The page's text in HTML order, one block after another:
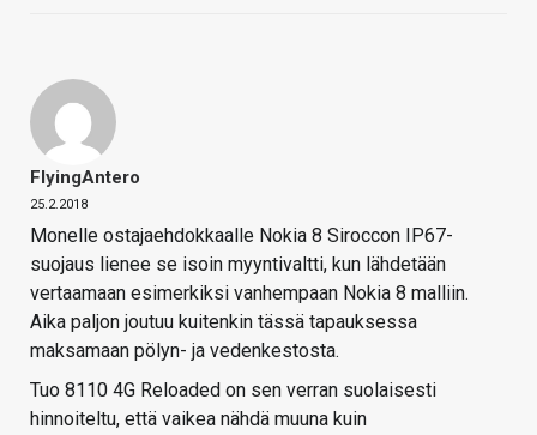
FlyingAntero
25.2.2018
Monelle ostajaehdokkaalle Nokia 8 Siroccon IP67-
suojaus lienee se isoin myyntivaltti, kun lähdetään
vertaamaan esimerkiksi vanhempaan Nokia 8 malliin.
Aika paljon joutuu kuitenkin tässä tapauksessa
maksamaan pölyn- ja vedenkestosta.
Tuo 8110 4G Reloaded on sen verran suolaisesti
hinnoiteltu, että vaikea nähdä muuna kuin